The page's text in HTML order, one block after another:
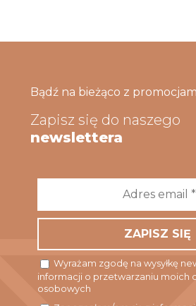
Bądź na bieżąco z
Zapisz się do naszego
newslettera
Wyrażam zgodę na wysyłkę
informacji o przetwarzaniu moich
osobowych